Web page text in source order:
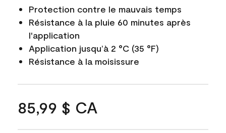
Protection contre le mauvais temps
Résistance à la pluie 60 minutes après
l'application
Application jusqu’à 2 °C (35 °F)
Résistance à la moisissure
85,99 $ CA